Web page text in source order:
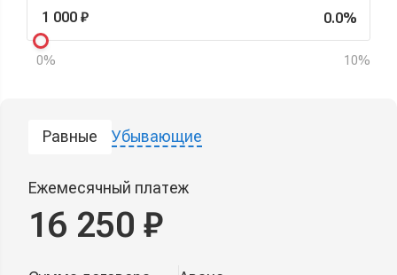
0.0%
0% 10%
Равные Убывающие
Ежемесячный платеж
16 250 ₽